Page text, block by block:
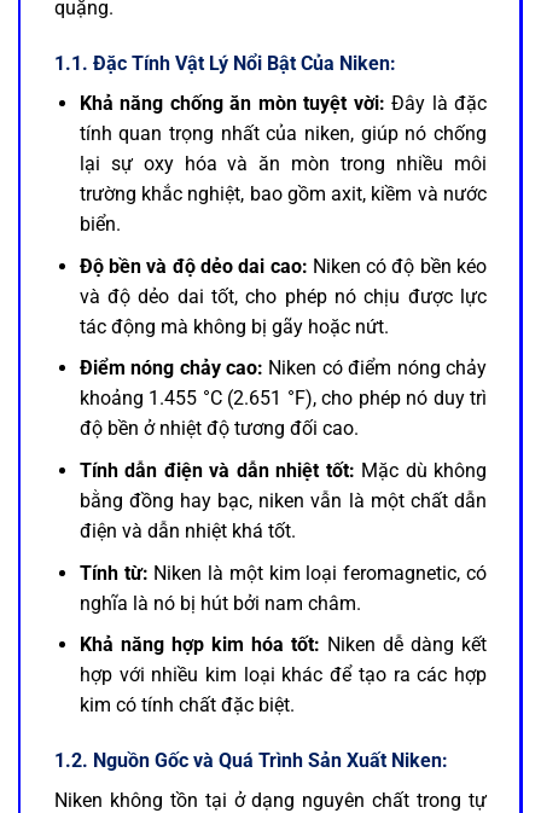
quặng.
1.1. Đặc Tính Vật Lý Nổi Bật Của Niken:
Khả năng chống ăn mòn tuyệt vời: Đây là đặc
tính quan trọng nhất của niken, giúp nó chống
lại sự oxy hóa và ăn mòn trong nhiều môi
trường khắc nghiệt, bao gồm axit, kiềm và nước
biển.
Độ bền và độ dẻo dai cao: Niken có độ bền kéo
và độ dẻo dai tốt, cho phép nó chịu được lực
tác động mà không bị gãy hoặc nứt.
Điểm nóng chảy cao: Niken có điểm nóng chảy
khoảng 1.455 °C (2.651 °F), cho phép nó duy trì
độ bền ở nhiệt độ tương đối cao.
Tính dẫn điện và dẫn nhiệt tốt: Mặc dù không
bằng đồng hay bạc, niken vẫn là một chất dẫn
điện và dẫn nhiệt khá tốt.
Tính từ: Niken là một kim loại feromagnetic, có
nghĩa là nó bị hút bởi nam châm.
Khả năng hợp kim hóa tốt: Niken dễ dàng kết
hợp với nhiều kim loại khác để tạo ra các hợp
kim có tính chất đặc biệt.
1.2. Nguồn Gốc và Quá Trình Sản Xuất Niken:
Niken không tồn tại ở dạng nguyên chất trong tự